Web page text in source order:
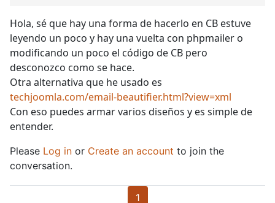
Hola, sé que hay una forma de hacerlo en CB estuve
leyendo un poco y hay una vuelta con phpmailer o
modificando un poco el código de CB pero
desconozco como se hace.
Otra alternativa que he usado es
techjoomla.com/email-beautifier.html?view=xml
Con eso puedes armar varios diseños y es simple de
entender.
Please Log in or Create an account to join the
conversation.
1